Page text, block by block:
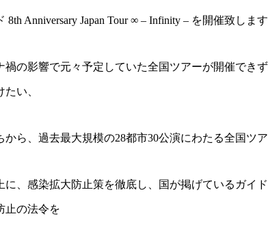
8th Anniversary Japan Tour ∞ – Infinity – を開催致します
禍の影響で元々予定していた全国ツアーが開催でき
い、
から、過去最大規模の28都市30公演にわたる全国ツア
に、感染拡大防止策を徹底し、国が掲げているガイ
止の法令を